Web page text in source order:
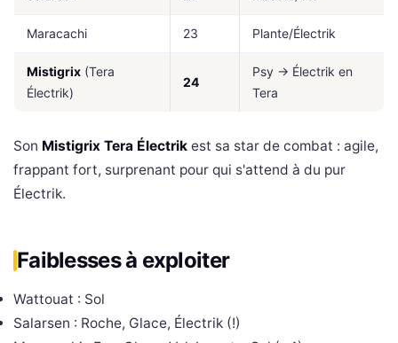
Maracachi 23 Plante/Électrik
Mistigrix (Tera
Électrik)
24
Psy → Électrik en
Tera
Son Mistigrix Tera Électrik est sa star de combat : agile,
frappant fort, surprenant pour qui s'attend à du pur
Électrik.
Faiblesses à exploiter
Wattouat : Sol
Salarsen : Roche, Glace, Électrik (!)